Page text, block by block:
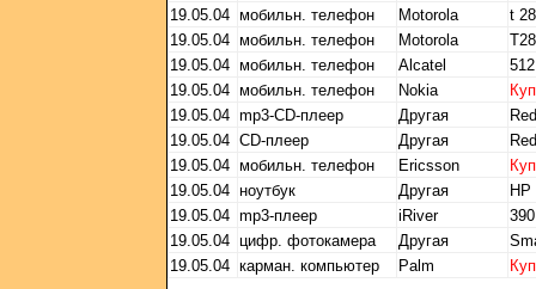
19.05.04 мобильн. телефон Motorola
t
19.05.04 мобильн. телефон Motorola
19.05.04 мобильн. телефон Alcatel
512
19.05.04 мобильн. телефон Nokia
19.05.04 mp3-CD-плеер Другая
19.05.04 CD-плеер Другая
19.05.04 мобильн. телефон Ericsson
19.05.04 ноутбук Другая
HP
19.05.04 mp3-плеер iRiver
390
19.05.04 цифр. фотокамера Другая
19.05.04 карман. компьютер Palm